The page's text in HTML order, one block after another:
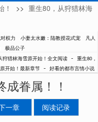
！ >> 重生80，从狩猎林海
权力 小妻太水嫩：陆教授花式宠
凡人
极品公子
狩猎林海雪原开始！全文阅读 - 重生80，
开始！最新章节 - 好看的都市言情小说
眷属！！
一章 阅读记录